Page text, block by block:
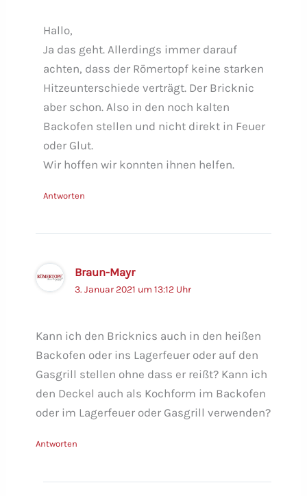
Hallo,
Ja das geht. Allerdings immer darauf
achten, dass der Römertopf keine starken
Hitzeunterschiede verträgt. Der Bricknic
aber schon. Also in den noch kalten
Backofen stellen und nicht direkt in Feuer
oder Glut.
Wir hoffen wir konnten ihnen helfen.
Antworten
Braun-Mayr
3. Januar 2021 um 13:12 Uhr
Kann ich den Bricknics auch in den heißen
Backofen oder ins Lagerfeuer oder auf den
Gasgrill stellen ohne dass er reißt? Kann ich
den Deckel auch als Kochform im Backofen
oder im Lagerfeuer oder Gasgrill verwenden?
Antworten